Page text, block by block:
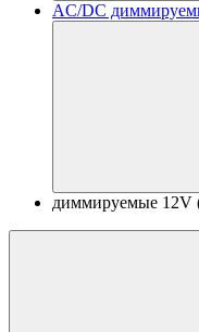
AC/DC
диммируемые 12V